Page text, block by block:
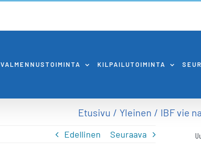
VALMENNUSTOIMINTA KILPAILUTOIMINTA
Etusivu Yleinen IBF vie
Edellinen Seuraava